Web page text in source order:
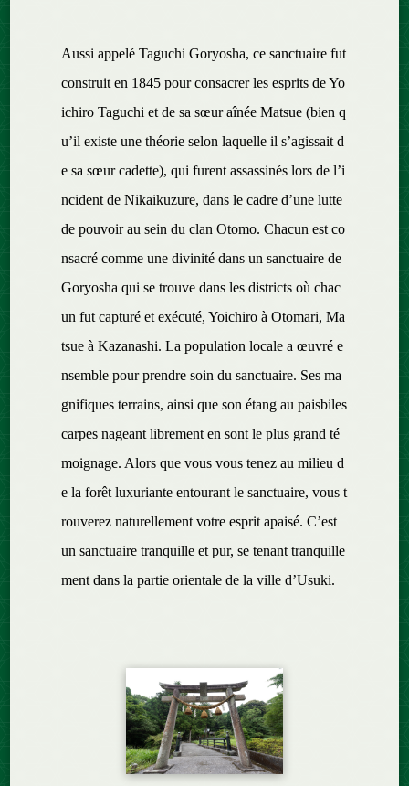
Aussi appelé Taguchi Goryosha, ce sanctuaire fut
construit en 1845 pour consacrer les esprits de Yo
ichiro Taguchi et de sa sœur aînée Matsue (bien q
u’il existe une théorie selon laquelle il s’agissait d
e sa sœur cadette), qui furent assassinés lors de l’i
ncident de Nikaikuzure, dans le cadre d’une lutte
de pouvoir au sein du clan Otomo. Chacun est co
nsacré comme une divinité dans un sanctuaire de
Goryosha qui se trouve dans les districts où chac
un fut capturé et exécuté, Yoichiro à Otomari, Ma
tsue à Kazanashi. La population locale a œuvré e
nsemble pour prendre soin du sanctuaire. Ses ma
gnifiques terrains, ainsi que son étang au paisbiles
carpes nageant librement en sont le plus grand té
moignage. Alors que vous vous tenez au milieu d
e la forêt luxuriante entourant le sanctuaire, vous t
rouverez naturellement votre esprit apaisé. C’est
un sanctuaire tranquille et pur, se tenant tranquille
ment dans la partie orientale de la ville d’Usuki.